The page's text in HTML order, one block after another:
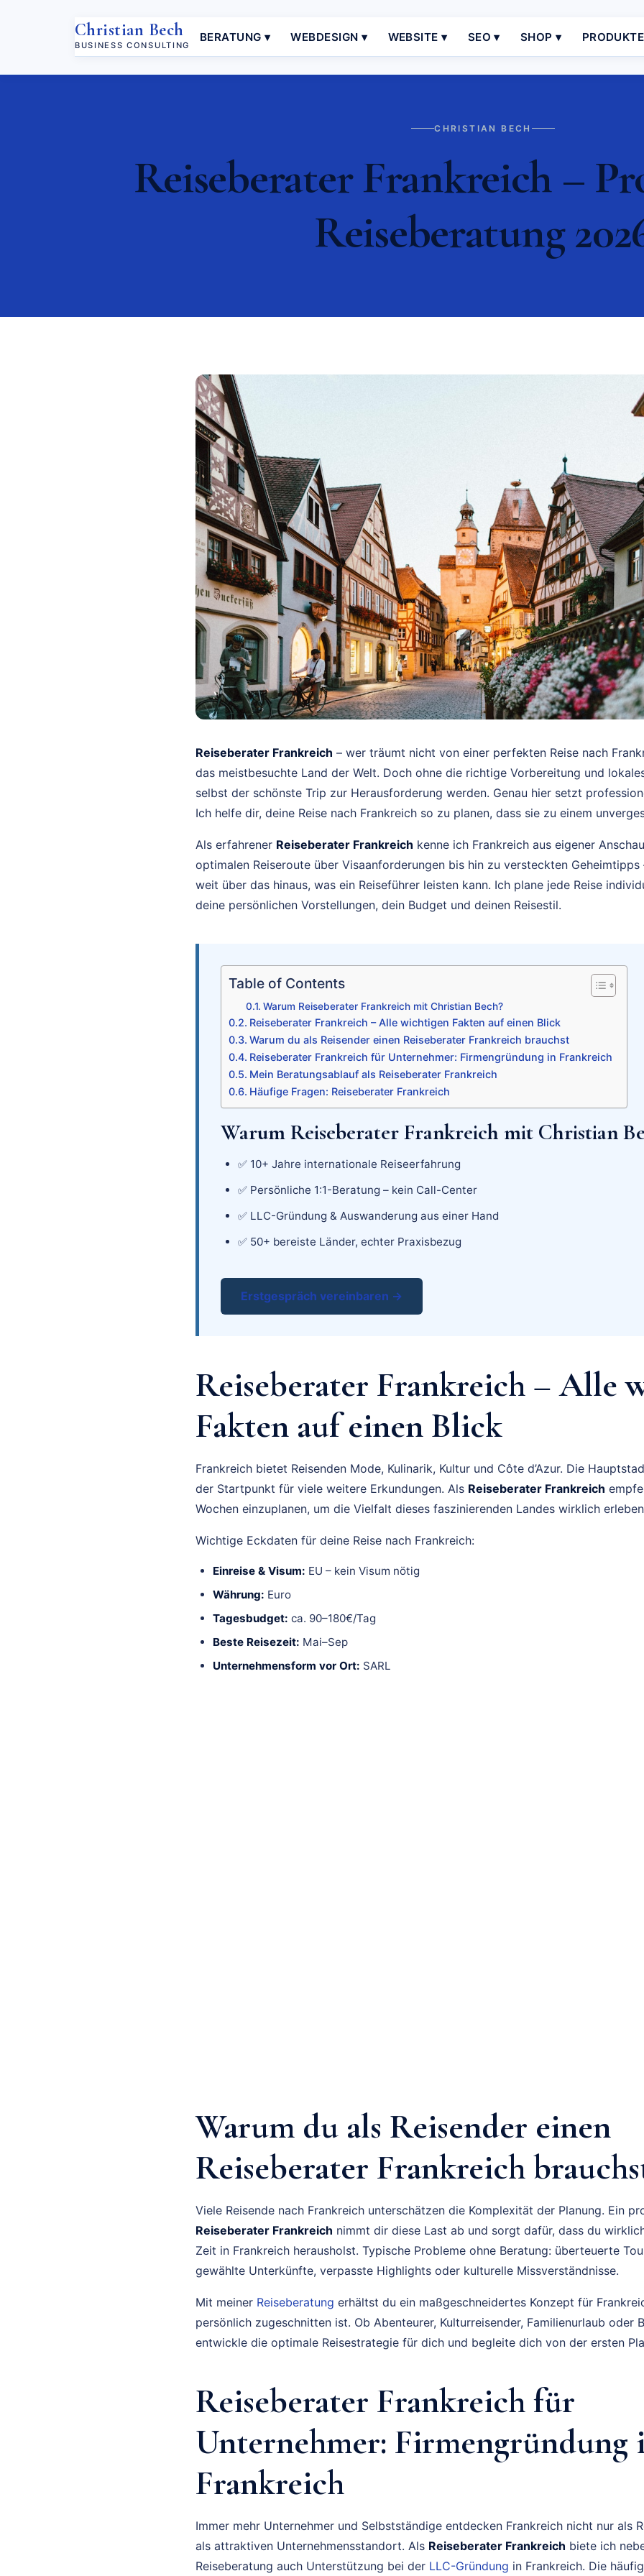
Christian Bech
BUSINESS CONSULTING
BERATUNG ▾ WEBDESIGN ▾ WEBSITE ▾ SEO ▾ SHOP ▾ PRODUKTE
CHRISTIAN BECH
Reiseberater Frankreich –
Reiseberatung
Reiseberater Frankreich – wer träumt nicht von einer perfekten Reise nach
das meistbesuchte Land der Welt. Doch ohne die richtige Vorbereitung und
selbst der schönste Trip zur Herausforderung werden. Genau hier setzt
Ich helfe dir, deine Reise nach Frankreich so zu planen, dass sie zu einem
Als erfahrener Reiseberater Frankreich kenne ich Frankreich aus eigener
optimalen Reiseroute über Visaanforderungen bis hin zu versteckten Geheimtipps
weit über das hinaus, was ein Reiseführer leisten kann. Ich plane jede Reise
deine persönlichen Vorstellungen, dein Budget und deinen Reisestil.
Table of Contents
Warum Reiseberater Frankreich mit Christian Bech?
Reiseberater Frankreich – Alle wichtigen Fakten auf einen Blick
Warum du als Reisender einen Reiseberater Frankreich brauchst
Reiseberater Frankreich für Unternehmer: Firmengründung in Frankreich
Mein Beratungsablauf als Reiseberater Frankreich
Häufige Fragen: Reiseberater Frankreich
Warum Reiseberater Frankreich mit Christian
✅ 10+ Jahre internationale Reiseerfahrung
✅ Persönliche 1:1-Beratung – kein Call-Center
✅ LLC-Gründung & Auswanderung aus einer Hand
✅ 50+ bereiste Länder, echter Praxisbezug
Erstgespräch vereinbaren →
Reiseberater Frankreich – Alle
Fakten auf einen Blick
Frankreich bietet Reisenden Mode, Kulinarik, Kultur und Côte d’Azur. Die
der Startpunkt für viele weitere Erkundungen. Als Reiseberater Frankreich
Wochen einzuplanen, um die Vielfalt dieses faszinierenden Landes wirklich
Wichtige Eckdaten für deine Reise nach Frankreich:
Einreise & Visum: EU – kein Visum nötig
Währung: Euro
Tagesbudget: ca. 90–180€/Tag
Beste Reisezeit: Mai–Sep
Unternehmensform vor Ort: SARL
Warum du als Reisender einen
Reiseberater Frankreich
Viele Reisende nach Frankreich unterschätzen die Komplexität der Planung. Ein
Reiseberater Frankreich nimmt dir diese Last ab und sorgt dafür, dass du
Zeit in Frankreich herausholst. Typische Probleme ohne Beratung: überteuerte
gewählte Unterkünfte, verpasste Highlights oder kulturelle Missverständnisse.
Mit meiner Reiseberatung erhältst du ein maßgeschneidertes Konzept für
persönlich zugeschnitten ist. Ob Abenteurer, Kulturreisender, Familienurlaub oder
entwickle die optimale Reisestrategie für dich und begleite dich von der ersten
Reiseberater Frankreich für
Unternehmer: Firmengründung
Frankreich
Immer mehr Unternehmer und Selbstständige entdecken Frankreich nicht nur als
als attraktiven Unternehmensstandort. Als Reiseberater Frankreich biete ich
Reiseberatung auch Unterstützung bei der LLC-Gründung in Frankreich. Die